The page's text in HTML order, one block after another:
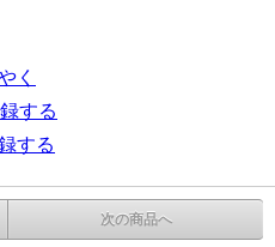
く
する
する
次の商品へ